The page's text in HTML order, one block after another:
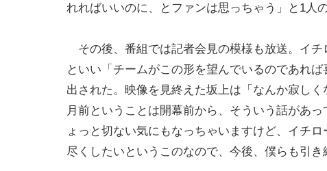
れればいいのに、とファンは思っちゃう」と1人
その後、番組では記者会見の模様も放送。イ
といい「チームがこの形を望んでいるのであれ
出された。映像を見終えた坂上は「なんか寂し
月前ということは開幕前から、そういう話があ
ょっと切ない気にもなっちゃいますけど、イチ
尽くしたいというこのなので、今後、僕らも引